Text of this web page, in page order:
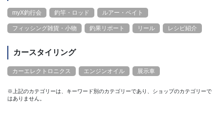
myX釣行会 釣竿・ロッド ルアー・ベイト
フィッシング雑貨・小物 釣果リポート リール レシピ紹介
カースタイリング
カーエレクトロニクス エンジンオイル 展示車
※上記のカテゴリーは、キーワード別のカテゴリーであり、ショップのカテゴリーで
はありません。